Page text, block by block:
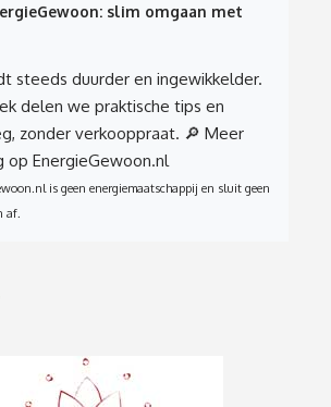
slim omgaan met
steeds duurder en ingewikkelder.
delen we praktische tips en
zonder verkooppraat. 🔎 Meer
op EnergieGewoon.nl
is geen energiemaatschappij en sluit geen
af.